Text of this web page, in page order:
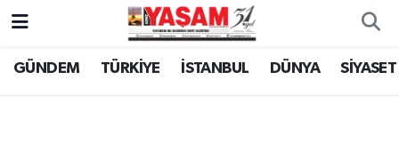
GÜNDEM TÜRKİYE İSTANBUL DÜNYA SİYASET